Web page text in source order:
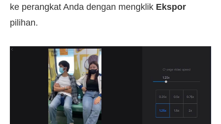
ke perangkat Anda dengan mengklik Ekspor
pilihan.